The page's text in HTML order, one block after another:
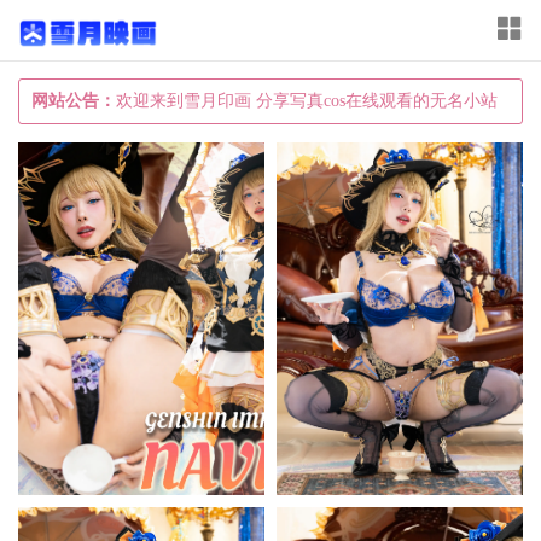
网站公告： 欢迎来到雪月印画 分享写真cos在线观看的无名小站
T
o
g
g
l
e
n
a
v
i
g
a
t
i